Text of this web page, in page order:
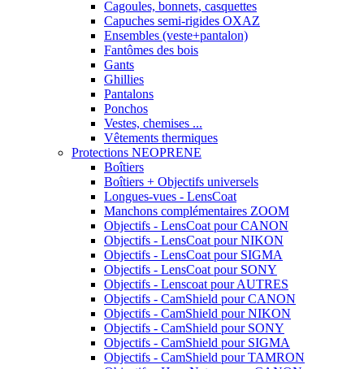
Cagoules, bonnets, casquettes
Capuches semi-rigides OXAZ
Ensembles (veste+pantalon)
Fantômes des bois
Gants
Ghillies
Pantalons
Ponchos
Vestes, chemises ...
Vêtements thermiques
Protections NEOPRENE
Boîtiers
Boîtiers + Objectifs universels
Longues-vues - LensCoat
Manchons complémentaires ZOOM
Objectifs - LensCoat pour CANON
Objectifs - LensCoat pour NIKON
Objectifs - LensCoat pour SIGMA
Objectifs - LensCoat pour SONY
Objectifs - Lenscoat pour AUTRES
Objectifs - CamShield pour CANON
Objectifs - CamShield pour NIKON
Objectifs - CamShield pour SONY
Objectifs - CamShield pour SIGMA
Objectifs - CamShield pour TAMRON